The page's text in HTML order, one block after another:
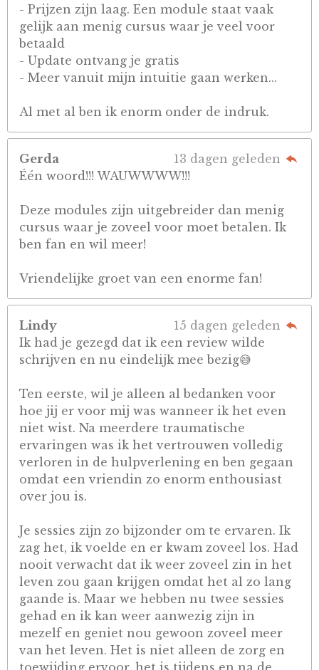
- Prijzen zijn laag. Een module staat vaak
gelijk aan menig cursus waar je veel voor
betaald
- Update ontvang je gratis
- Meer vanuit mijn intuitie gaan werken...
Al met al ben ik enorm onder de indruk.
Gerda
13 dagen geleden
Één woord!!! WAUWWWW!!!
Deze modules zijn uitgebreider dan menig
cursus waar je zoveel voor moet betalen. Ik
ben fan en wil meer!
Vriendelijke groet van een enorme fan!
Lindy
15 dagen geleden
Ik had je gezegd dat ik een review wilde
schrijven en nu eindelijk mee bezig😅
Ten eerste, wil je alleen al bedanken voor
hoe jij er voor mij was wanneer ik het even
niet wist. Na meerdere traumatische
ervaringen was ik het vertrouwen volledig
verloren in de hulpverlening en ben gegaan
omdat een vriendin zo enorm enthousiast
over jou is.
Je sessies zijn zo bijzonder om te ervaren. Ik
zag het, ik voelde en er kwam zoveel los. Had
nooit verwacht dat ik weer zoveel zin in het
leven zou gaan krijgen omdat het al zo lang
gaande is. Maar we hebben nu twee sessies
gehad en ik kan weer aanwezig zijn in
mezelf en geniet nou gewoon zoveel meer
van het leven. Het is niet alleen de zorg en
toewijding ervoor, het is tijdens en na de